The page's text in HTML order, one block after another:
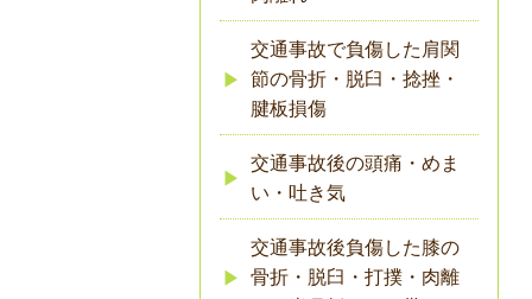
交通事故で負傷した肩関
節の骨折・脱臼・捻挫・
腱板損傷
交通事故後の頭痛・めま
い・吐き気
交通事故後負傷した膝の
骨折・脱臼・打撲・肉離